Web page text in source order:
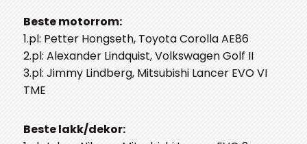
Beste motorrom:
1.pl: Petter Hongseth, Toyota Corolla AE86
2.pl: Alexander Lindquist, Volkswagen Golf II
3.pl: Jimmy Lindberg, Mitsubishi Lancer EVO VI
TME
Beste lakk/dekor: